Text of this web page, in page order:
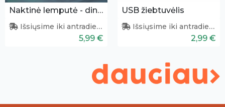
Naktinė lemputė - dinozauras
Išsiųsime iki antradienio
5,99 €
USB žiebtuvėlis
Išsiųsime iki antradienio
2,99 €